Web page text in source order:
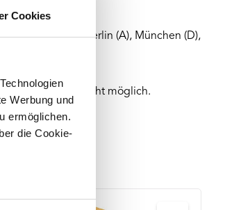
Cookies
Werbung und
ermöglichen.
die Cookie-
Prägestätten Berlin (A), München (D),
ist leider nicht möglich.